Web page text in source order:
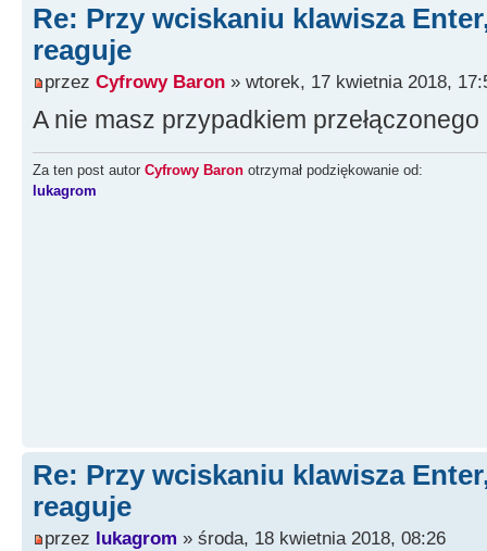
Re: Przy wciskaniu klawisza
reaguje
przez Cyfrowy Baron » wtorek, 17 kwietnia 2018,
A nie masz przypadkiem
Za ten post autor Cyfrowy Baron otrzymał podziękowanie od:
lukagrom
Re: Przy wciskaniu klawisza
reaguje
przez lukagrom » środa, 18 kwietnia 2018, 08:26